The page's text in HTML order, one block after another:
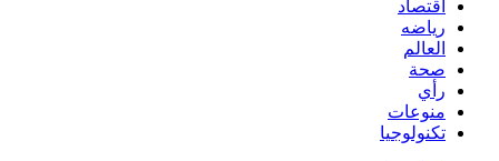
اقتصاد
رياضه
العالم
صحة
رأي
منوعات
تكنولوجيا